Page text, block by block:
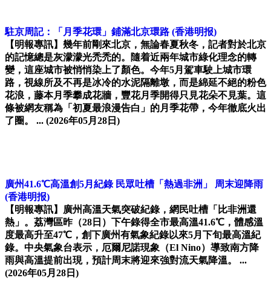
駐京周記：「月季花環」鋪滿北京環路 (香港明报)
【明報專訊】幾年前剛來北京，無論春夏秋冬，記者對於北京
的記憶總是灰濛濛光禿禿的。隨着近兩年城市綠化理念的轉
變，這座城市被悄悄染上了顏色。今年5月駕車駛上城市環
路，視線所及不再是冰冷的水泥隔離墩，而是綿延不絕的粉色
花浪，藤本月季攀成花牆，豐花月季開得只見花朵不見葉。這
條被網友稱為「初夏最浪漫告白」的月季花帶，今年徹底火出
了圈。 ... (2026年05月28日)
廣州41.6℃高溫創5月紀錄 民眾吐槽「熱過非洲」 周末迎降雨
(香港明报)
【明報專訊】廣州高溫天氣突破紀錄，網民吐槽「比非洲還
熱」。荔灣區昨（28日）下午錄得全市最高溫41.6℃，體感溫
度最高升至47℃，創下廣州有氣象紀錄以來5月下旬最高溫紀
錄。中央氣象台表示，厄爾尼諾現象（El Nino）導致南方降
雨與高溫提前出現，預計周末將迎來強對流天氣降溫。 ...
(2026年05月28日)